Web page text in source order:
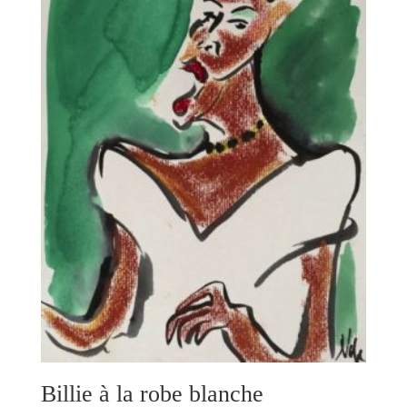
Billie à la robe blanche